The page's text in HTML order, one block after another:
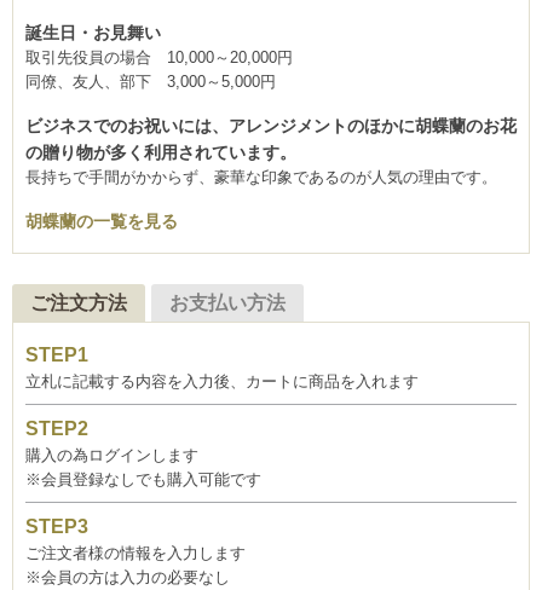
誕生日・お見舞い
取引先役員の場合 10,000～20,000円
同僚、友人、部下 3,000～5,000円
ビジネスでのお祝いには、アレンジメントのほかに胡蝶蘭のお花
の贈り物が多く利用されています。
長持ちで手間がかからず、豪華な印象であるのが人気の理由です。
胡蝶蘭の一覧を見る
ご注文方法 お支払い方法
立札に記載する内容を入力後、カートに商品を入れます
購入の為ログインします
※会員登録なしでも購入可能です
ご注文者様の情報を入力します
※会員の方は入力の必要なし